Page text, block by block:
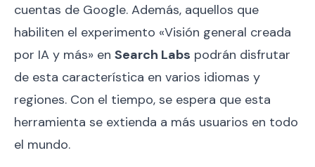
cuentas de Google. Además, aquellos que
habiliten el experimento «Visión general creada
por IA y más» en Search Labs podrán disfrutar
de esta característica en varios idiomas y
regiones. Con el tiempo, se espera que esta
herramienta se extienda a más usuarios en todo
el mundo.